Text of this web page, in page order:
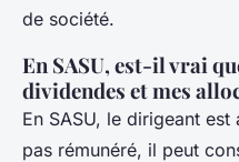
de société.
En SASU, est-il vrai
dividendes et mes
En SASU, le dirigeant est
pas rémunéré, il peut